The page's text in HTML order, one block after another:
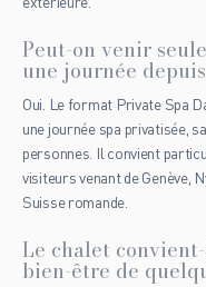
Peut-on venir
une journée
Oui. Le format Private Spa
une journée spa privatisée,
personnes. Il convient
visiteurs venant de Genève,
Suisse romande.
Le chalet
bien-être de